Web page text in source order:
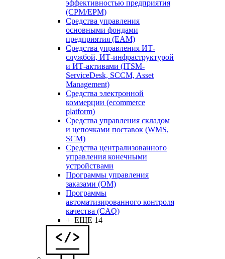
эффективностью предприятия
(CPM/EPM)
Средства управления
основными фондами
предприятия (EAM)
Средства управления ИТ-
службой, ИТ-инфраструктурой
и ИТ-активами (ITSM-
ServiceDesk, SCCM, Asset
Management)
Средства электронной
коммерции (ecommerce
platform)
Средства управления складом
и цепочками поставок (WMS,
SCM)
Средства централизованного
управления конечными
устройствами
Программы управления
заказами (OM)
Программы
автоматизированного контроля
качества (CAQ)
+ ЕЩЕ 14